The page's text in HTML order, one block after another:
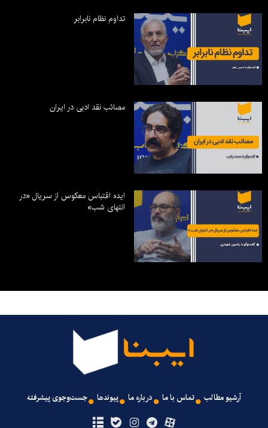
تداوم نظام نابرابر
مصائب نقد ادبی در ایران
ایده اقتباس معکوس از سریال «در
انتهای شب»
آرشیو مطالب تماس با ما درباره ما پیوندها جست‌وجوی پیشرفته